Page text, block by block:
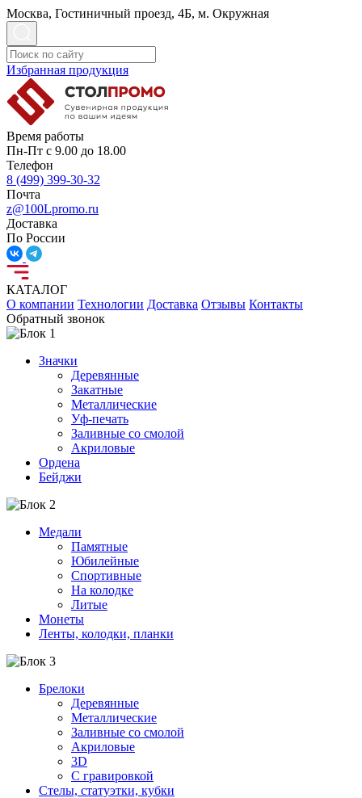
Москва, Гостиничный проезд, 4Б, м. Окружная
Избранная продукция
Время работы
Пн-Пт с 9.00 до 18.00
Телефон
8 (499) 399-30-32
Почта
z@100Lpromo.ru
Доставка
По России
КАТАЛОГ
О компании Технологии Доставка Отзывы Контакты
Обратный звонок
Значки
Деревянные
Закатные
Металлические
Уф-печать
Заливные со смолой
Акриловые
Ордена
Бейджи
Медали
Памятные
Юбилейные
Спортивные
На колодке
Литые
Монеты
Ленты, колодки, планки
Брелоки
Деревянные
Металлические
Заливные со смолой
Акриловые
3D
C гравировкой
Стелы, статуэтки, кубки